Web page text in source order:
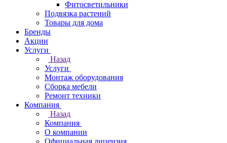
Фитосветильники
Подвязка растений
Товары для дома
Бренды
Акции
Услуги
Назад
Услуги
Монтаж оборудования
Сборка мебели
Ремонт техники
Компания
Назад
Компания
О компании
Официальная лицензия